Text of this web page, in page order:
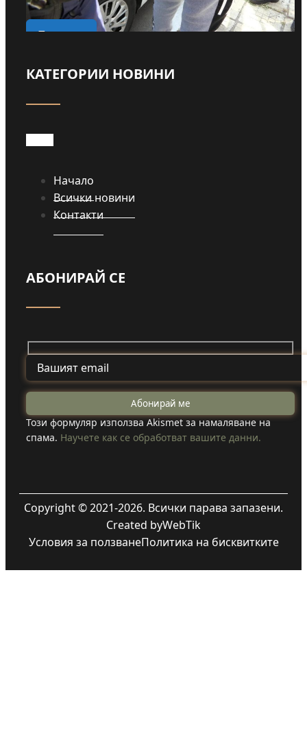
вода в Годеч
Прочети
КАТЕГОРИИ НОВИНИ
Начало
Всички новини
Контакти
АБОНИРАЙ СЕ
Този формуляр използва Akismet за намаляване на
спама. Научете как се обработват вашите данни.
Copyright © 2021-2026. Всички парава запазени.
Created byWebTik
Условия за ползванеПолитика на бисквитките